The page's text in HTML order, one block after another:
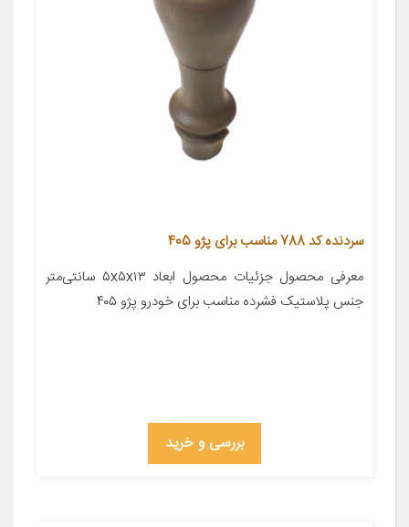
سردنده کد 788 مناسب برای پژو 405
معرفی محصول جزئیات محصول ابعاد ۵x۵x۱۳ سانتی‌متر
جنس پلاستیک فشرده مناسب برای خودرو پژو ۴۰۵
بررسی و خرید